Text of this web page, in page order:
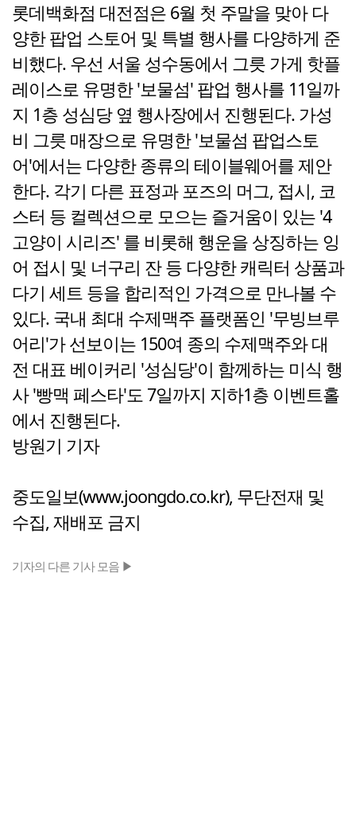
롯데백화점 대전점은 6월 첫 주말을 맞아 다
양한 팝업 스토어 및 특별 행사를 다양하게 준
비했다. 우선 서울 성수동에서 그릇 가게 핫플
레이스로 유명한 '보물섬' 팝업 행사를 11일까
지 1층 성심당 옆 행사장에서 진행된다. 가성
비 그릇 매장으로 유명한 '보물섬 팝업스토
어'에서는 다양한 종류의 테이블웨어를 제안
한다. 각기 다른 표정과 포즈의 머그, 접시, 코
스터 등 컬렉션으로 모으는 즐거움이 있는 '4
고양이 시리즈' 를 비롯해 행운을 상징하는 잉
어 접시 및 너구리 잔 등 다양한 캐릭터 상품과
다기 세트 등을 합리적인 가격으로 만나볼 수
있다. 국내 최대 수제맥주 플랫폼인 '무빙브루
어리'가 선보이는 150여 종의 수제맥주와 대
전 대표 베이커리 '성심당'이 함께하는 미식 행
사 '빵맥 페스타'도 7일까지 지하1층 이벤트홀
에서 진행된다.
방원기 기자
중도일보(www.joongdo.co.kr), 무단전재 및
수집, 재배포 금지
기자의 다른 기사 모음 ▶